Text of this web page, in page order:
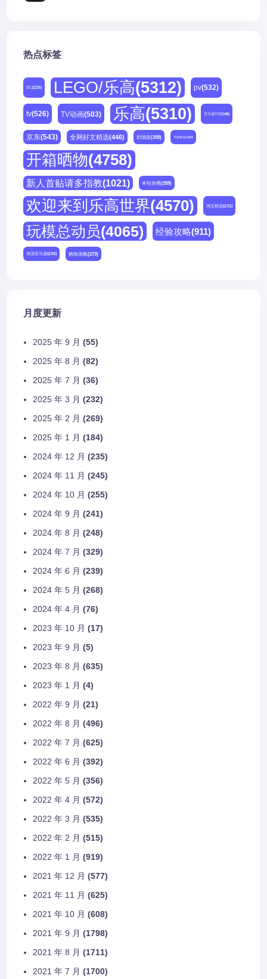
热点标签
DC(225) LEGO/乐高(5312) pv(532)
tv(526) TV动画(503) 乐高(5310) 亚马逊中国(188)
京东(543) 全网好文精选(446) 剧场版(268) 天猫精选(180)
开箱晒物(4758)
新人首贴请多指教(1021) 本站首晒(259)
欢迎来到乐高世界(4570) 淘宝精选(231)
玩模总动员(4065) 经验攻略(911)
美国亚马逊(230) 购物攻略(273)
月度更新
2025 年 9 月 (55)
2025 年 8 月 (82)
2025 年 7 月 (36)
2025 年 3 月 (232)
2025 年 2 月 (269)
2025 年 1 月 (184)
2024 年 12 月 (235)
2024 年 11 月 (245)
2024 年 10 月 (255)
2024 年 9 月 (241)
2024 年 8 月 (248)
2024 年 7 月 (329)
2024 年 6 月 (239)
2024 年 5 月 (268)
2024 年 4 月 (76)
2023 年 10 月 (17)
2023 年 9 月 (5)
2023 年 8 月 (635)
2023 年 1 月 (4)
2022 年 9 月 (21)
2022 年 8 月 (496)
2022 年 7 月 (625)
2022 年 6 月 (392)
2022 年 5 月 (356)
2022 年 4 月 (572)
2022 年 3 月 (535)
2022 年 2 月 (515)
2022 年 1 月 (919)
2021 年 12 月 (577)
2021 年 11 月 (625)
2021 年 10 月 (608)
2021 年 9 月 (1798)
2021 年 8 月 (1711)
2021 年 7 月 (1700)